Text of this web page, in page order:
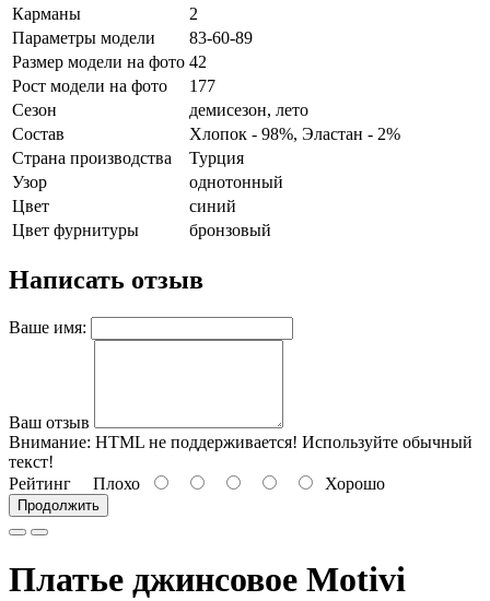
Карманы
2
Параметры модели
83-60-89
Размер модели на фото 42
Рост модели на фото
177
Сезон
демисезон, лето
Состав
Хлопок - 98%, Эластан - 2%
Страна производства
Турция
Узор
однотонный
Цвет
синий
Цвет фурнитуры
бронзовый
Написать отзыв
Ваше имя:
Ваш отзыв
Внимание: HTML не поддерживается! Используйте обычный
текст!
Рейтинг Плохо Хорошо
Продолжить
Платье джинсовое Motivi